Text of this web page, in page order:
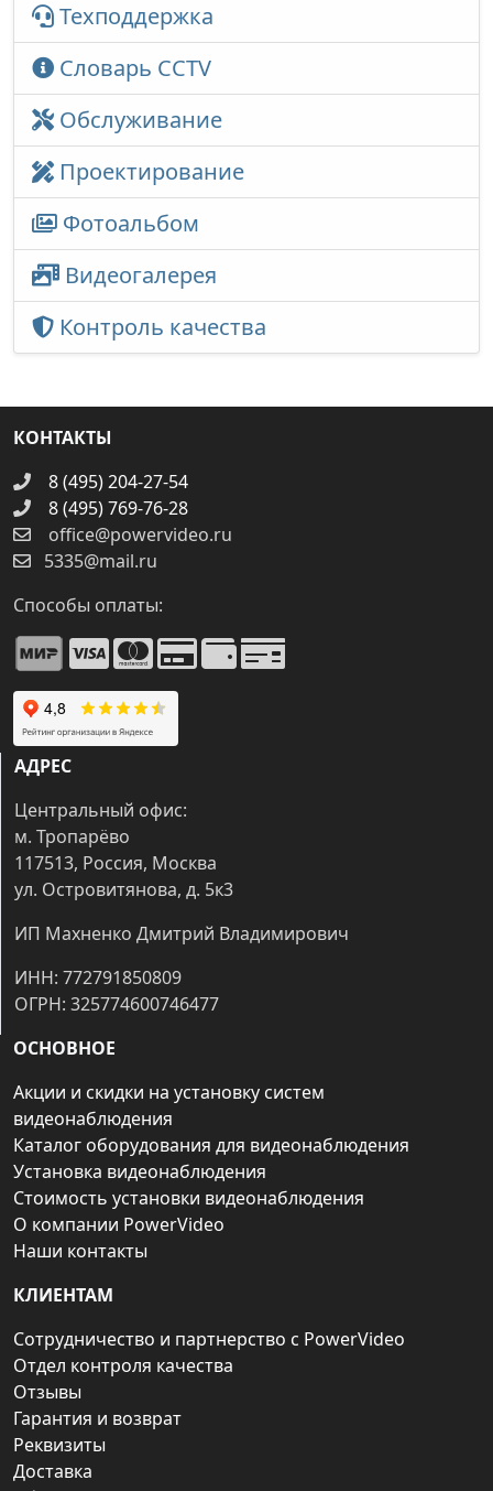
Техподдержка
Словарь CCTV
Обслуживание
Проектирование
Фотоальбом
Видеогалерея
Контроль качества
КОНТАКТЫ
8 (495) 204-27-54
8 (495) 769-76-28
office@powervideo.ru
5335@mail.ru
Способы оплаты:
АДРЕС
Центральный офис:
м. Тропарёво
117513, Россия, Москва
ул. Островитянова, д. 5к3
ИП Махненко Дмитрий Владимирович
ИНН: 772791850809
ОГРН: 325774600746477
ОСНОВНОЕ
Акции и скидки на установку систем
видеонаблюдения
Каталог оборудования для видеонаблюдения
Установка видеонаблюдения
Стоимость установки видеонаблюдения
О компании PowerVideo
Наши контакты
КЛИЕНТАМ
Сотрудничество и партнерство с PowerVideo
Отдел контроля качества
Отзывы
Гарантия и возврат
Реквизиты
Доставка